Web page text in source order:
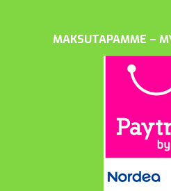
MAKSUTAPAMME –